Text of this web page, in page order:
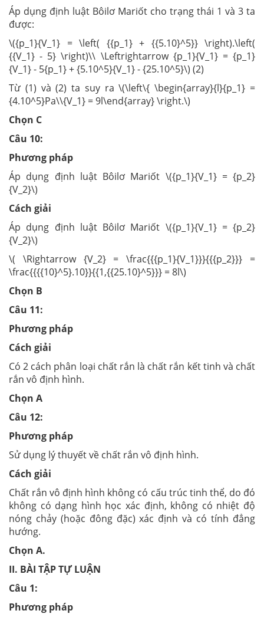
Áp dụng định luật Bôilơ Mariốt cho trạng thái 1 và 3 ta
được:
\({p_1}{V_1} = \left( {{p_1} + {{5.10}^5}} \right).\left(
{{V_1} - 5} \right)\\ \Leftrightarrow {p_1}{V_1} = {p_1}
{V_1} - 5{p_1} + {5.10^5}{V_1} - {25.10^5}\) (2)
Từ (1) và (2) ta suy ra \(\left\{ \begin{array}{l}{p_1} =
{4.10^5}Pa\\{V_1} = 9l\end{array} \right.\)
Chọn C
Câu 10:
Phương pháp
Áp dụng định luật Bôilơ Mariốt \({p_1}{V_1} = {p_2}
{V_2}\)
Cách giải
Áp dụng định luật Bôilơ Mariốt \({p_1}{V_1} = {p_2}
{V_2}\)
\( \Rightarrow {V_2} = \frac{{{p_1}{V_1}}}{{{p_2}}} =
\frac{{{{10}^5}.10}}{{1,{{25.10}^5}}} = 8l\)
Chọn B
Câu 11:
Phương pháp
Cách giải
Có 2 cách phân loại chất rắn là chất rắn kết tinh và chất
rắn vô định hình.
Chọn A
Câu 12:
Phương pháp
Sử dụng lý thuyết về chất rắn vô định hình.
Cách giải
Chất rắn vô định hình không có cấu trúc tinh thể, do đó
không có dạng hình học xác định, không có nhiệt độ
nóng chảy (hoặc đông đặc) xác định và có tính đẳng
hướng.
Chọn A.
II. BÀI TẬP TỰ LUẬN
Câu 1:
Phương pháp